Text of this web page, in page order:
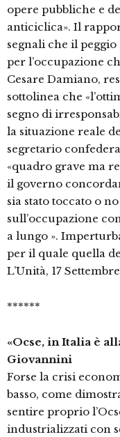
opere pubbliche e
anticiclica». Il
segnali che il
per l’occupazione
Cesare Damiano,
sottolinea che
segno di
la situazione reale
segretario
«quadro grave ma
il governo
sia stato toccato o
sull’occupazione
a lungo ».
per il quale quella
L’Unità, 17
******
«Ocse, in Italia è
Giovannini
Forse la crisi
basso, come
sentire proprio
industrializzati con